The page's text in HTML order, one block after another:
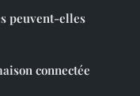
peuvent-elles
connectée